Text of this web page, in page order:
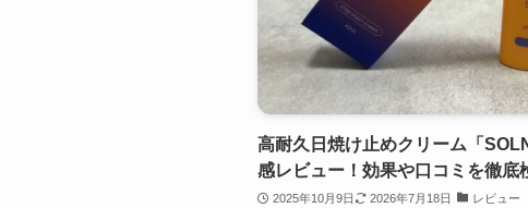
高耐久日焼け止めクリーム「
感レビュー！効果や口コミを徹底
2025年10月9日 2026年7月18日 レビュー